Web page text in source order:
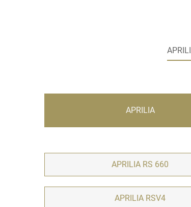
APRILIA
APRILIA RS 660
APRILIA RSV4